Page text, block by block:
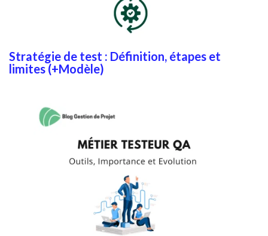
Stratégie de test : Définition, étapes et
limites (+Modèle)